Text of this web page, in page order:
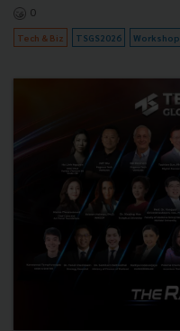
0
Tech & Biz TSGS2026 Workshop